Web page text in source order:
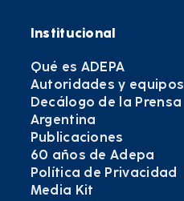
Institucional
Qué es ADEPA
Autoridades y equipos
Decálogo de la Prensa
Argentina
Publicaciones
60 años de Adepa
Política de Privacidad
Media Kit